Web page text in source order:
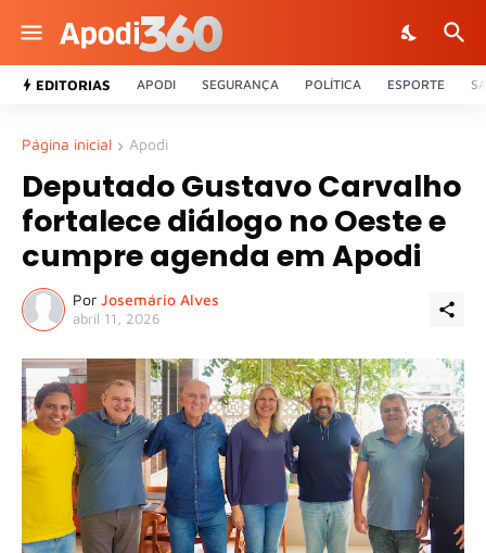
EDITORIAS APODI SEGURANÇA POLÍTICA ESPORTE
Página inicial Apodi
Deputado Gustavo Carvalho
fortalece diálogo no Oeste e
cumpre agenda em Apodi
Por Josemário Alves
abril 11, 2026